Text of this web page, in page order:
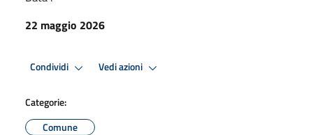
22 maggio 2026
Condividi Vedi azioni
Categorie:
Comune